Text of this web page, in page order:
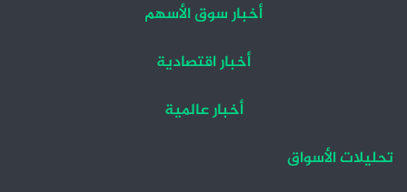
أخبار سوق الأسهم
أخبار اقتصادية
أخبار عالمية
تحليلات الأسواق